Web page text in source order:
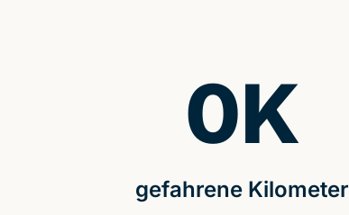
gefahrene Kilometer
0K